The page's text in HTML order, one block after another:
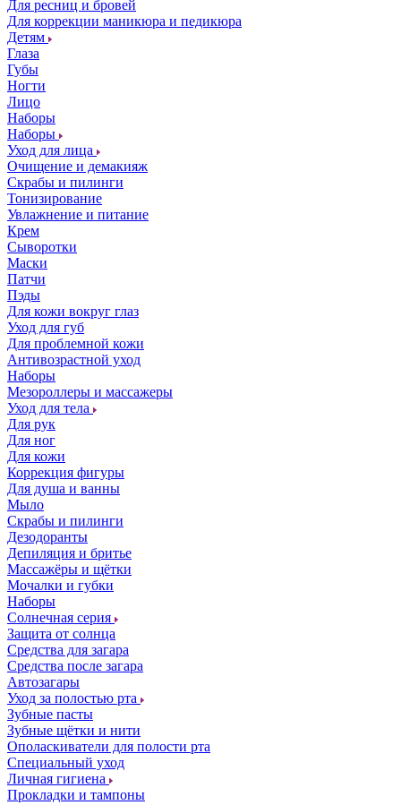
Для ресниц и бровей
Для коррекции маникюра и педикюра
Детям
Глаза
Губы
Ногти
Лицо
Наборы
Наборы
Уход для лица
Очищение и демакияж
Скрабы и пилинги
Тонизирование
Увлажнение и питание
Крем
Сыворотки
Маски
Патчи
Пэды
Для кожи вокруг глаз
Уход для губ
Для проблемной кожи
Антивозрастной уход
Наборы
Мезороллеры и массажеры
Уход для тела
Для рук
Для ног
Для кожи
Коррекция фигуры
Для душа и ванны
Мыло
Скрабы и пилинги
Дезодоранты
Депиляция и бритье
Массажёры и щётки
Мочалки и губки
Наборы
Солнечная серия
Защита от солнца
Средства для загара
Средства после загара
Автозагары
Уход за полостью рта
Зубные пасты
Зубные щётки и нити
Ополаскиватели для полости рта
Специальный уход
Личная гигиена
Прокладки и тампоны